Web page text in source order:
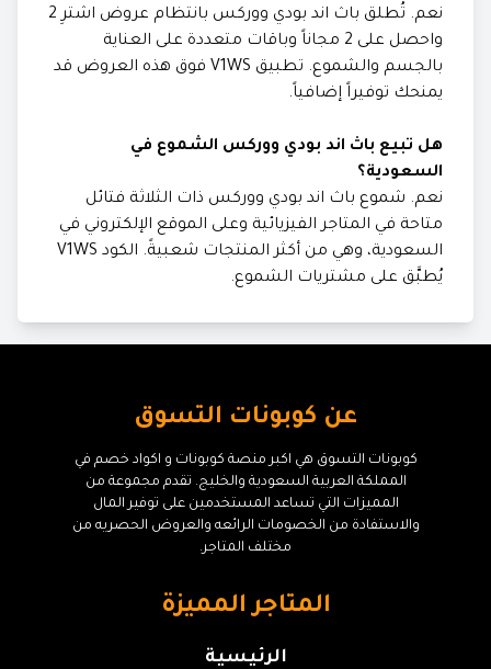
نعم. تُطلق باث اند بودي ووركس بانتظام عروض اشترِ 2
واحصل على 2 مجاناً وباقات متعددة على العناية
بالجسم والشموع. تطبيق V1WS فوق هذه العروض قد
يمنحك توفيراً إضافياً.
هل تبيع باث اند بودي ووركس الشموع في
السعودية؟
نعم. شموع باث اند بودي ووركس ذات الثلاثة فتائل
متاحة في المتاجر الفيزيائية وعلى الموقع الإلكتروني في
السعودية، وهي من أكثر المنتجات شعبيةً. الكود V1WS
يُطبَّق على مشتريات الشموع.
عن كوبونات التسوق
كوبونات التسوق هي اكبر منصة كوبونات و اكواد خصم في
المملكة العربية السعودية والخليج. تقدم مجموعة من
المميزات التي تساعد المستخدمين على توفير المال
والاستفادة من الخصومات الرائعه والعروض الحصريه من
مختلف المتاجر.
المتاجر المميزة
الرئيسية